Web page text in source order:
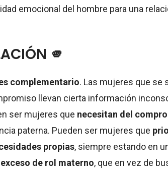
emocional del hombre para una
🫵
complementario. Las mujeres que se
llevan cierta información
ser mujeres que necesitan del
paterna. Pueden ser mujeres que
propias, siempre estando en
exceso de rol materno, que en vez de